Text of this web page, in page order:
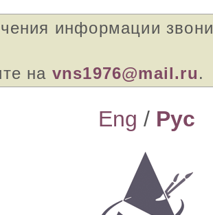
информации
на vns1976@mail.ru.
Eng / Pyc